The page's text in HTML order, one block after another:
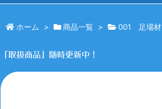
ホーム > 商品一覧 > 001 足場材
「取扱商品」随時更新中！